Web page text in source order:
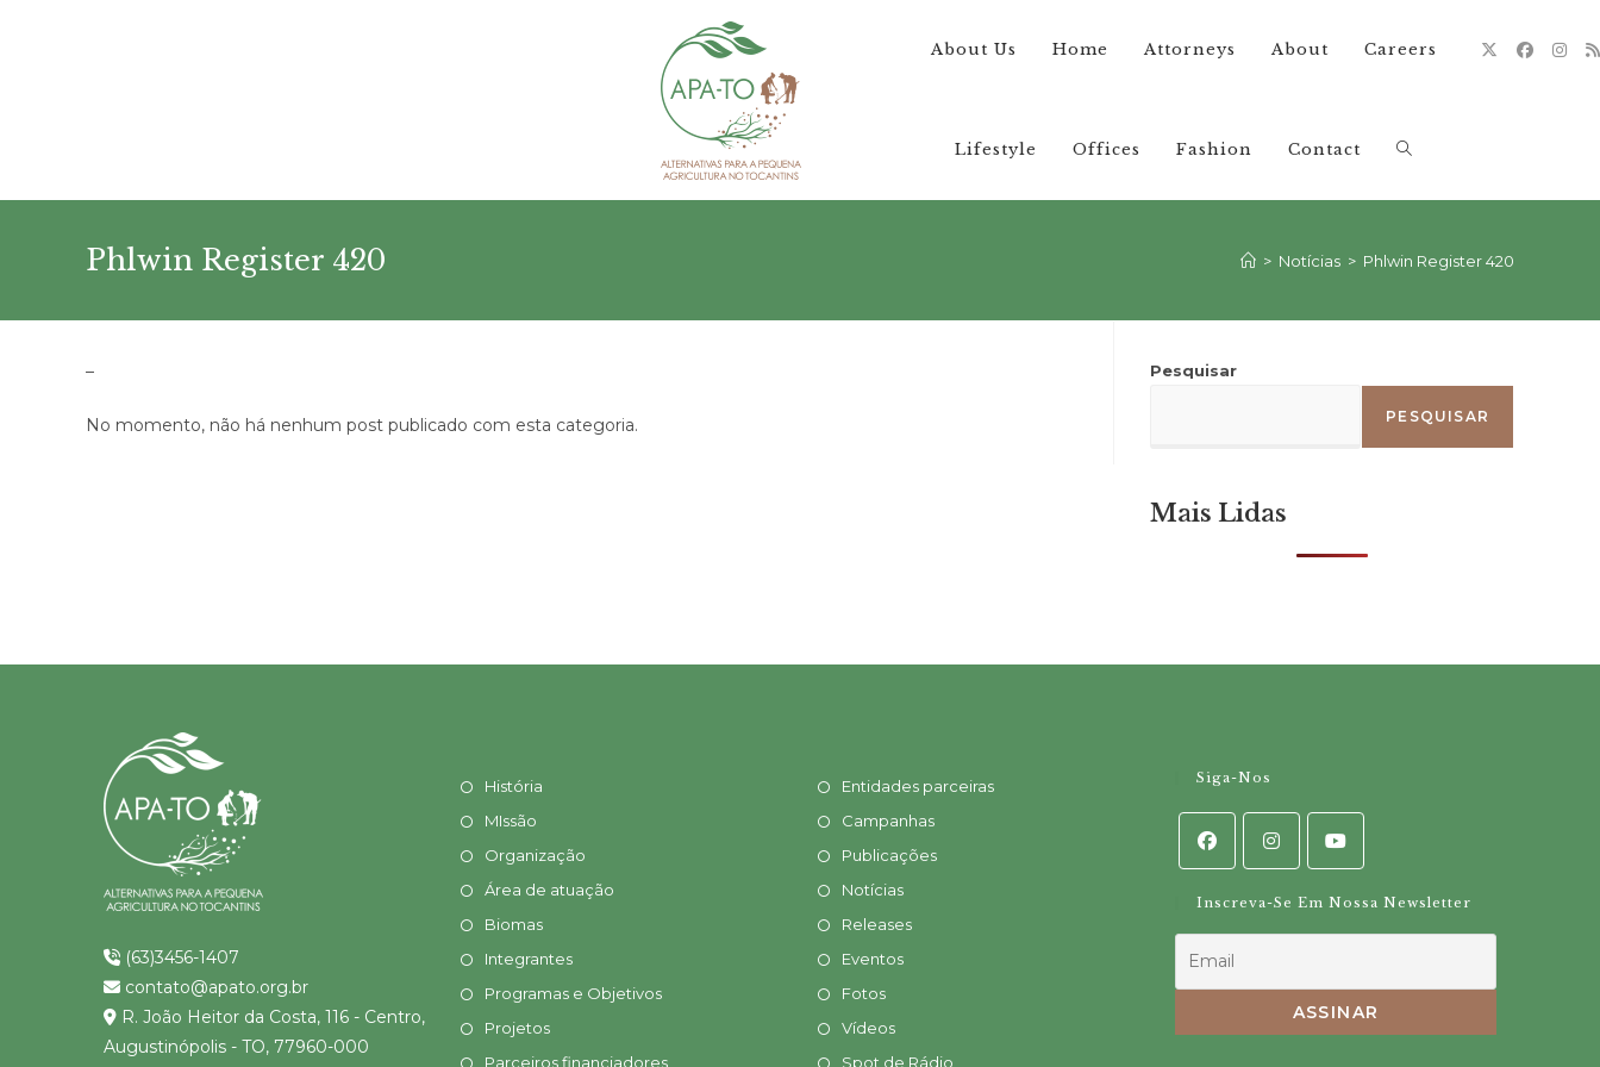
About Us Home Attorneys About Careers
Lifestyle Offices Fashion Contact Alternar
pesquisa
site
Phlwin Register 420 > Notícias > Phlwin Register 420
–
No momento, não há nenhum post publicado com esta categoria.
Pesquisar
PESQUISAR
Mais Lidas
(63)3456-1407
contato@apato.org.br
R. João Heitor da Costa, 116 - Centro,
Augustinópolis - TO, 77960-000
História
MIssão
Organização
Área de atuação
Biomas
Integrantes
Programas e Objetivos
Projetos
Parceiros financiadores
Entidades parceiras
Campanhas
Publicações
Notícias
Releases
Eventos
Fotos
Vídeos
Spot de Rádio
Siga-Nos
Inscreva-Se Em Nossa Newsletter